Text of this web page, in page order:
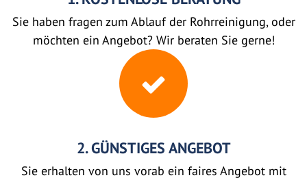
Sie haben fragen zum Ablauf der Rohrreinigung, oder
möchten ein Angebot? Wir beraten Sie gerne!
2. GÜNSTIGES ANGEBOT
Sie erhalten von uns vorab ein faires Angebot mit